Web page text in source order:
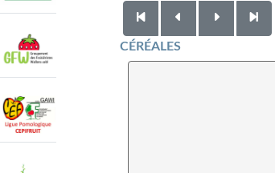
CÉRÉALES